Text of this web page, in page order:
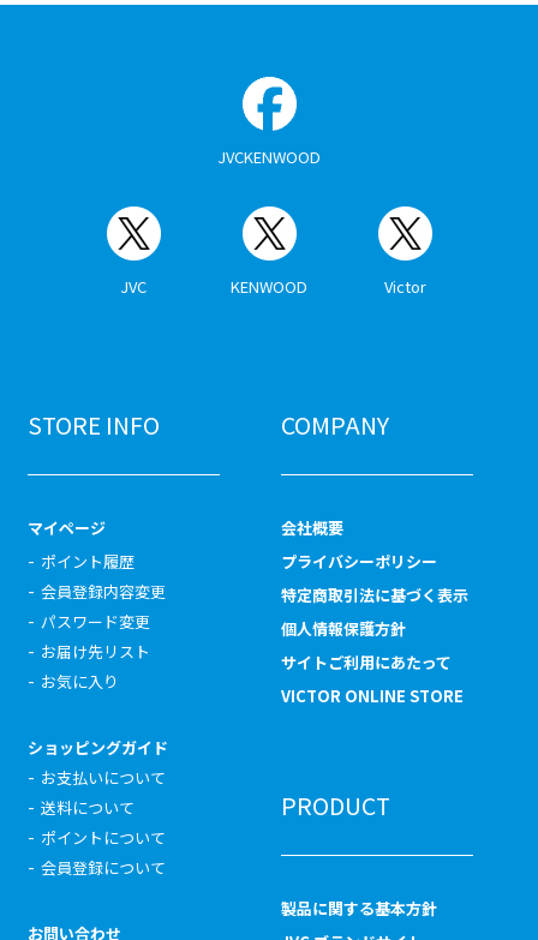
JVCKENWOOD
JVC KENWOOD Victor
STORE INFO
マイページ
ポイント履歴
会員登録内容変更
パスワード変更
お届け先リスト
お気に入り
ショッピングガイド
お支払いについて
送料について
ポイントについて
会員登録について
お問い合わせ
COMPANY
会社概要
プライバシーポリシー
特定商取引法に基づく表示
個人情報保護方針
サイトご利用にあたって
VICTOR ONLINE STORE
PRODUCT
製品に関する基本方針